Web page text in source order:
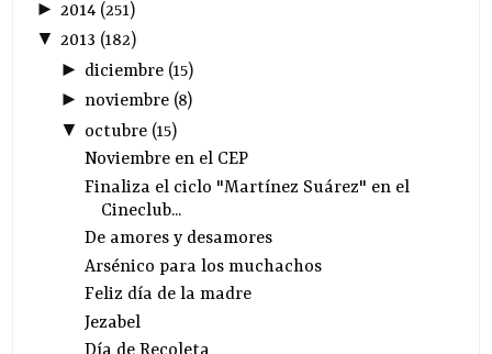
► 2014 (251)
▼2013 (182)
► diciembre(15)
► noviembre(8)
▼ octubre(15)
Noviembre en el CEP
Finaliza el ciclo "Martínez Suárez" en el
Cineclub...
De amores y desamores
Arsénico para los muchachos
Feliz día de la madre
Jezabel